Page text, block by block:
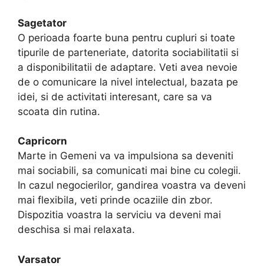
Sagetator
O perioada foarte buna pentru cupluri si toate
tipurile de parteneriate, datorita sociabilitatii si
a disponibilitatii de adaptare. Veti avea nevoie
de o comunicare la nivel intelectual, bazata pe
idei, si de activitati interesant, care sa va
scoata din rutina.
Capricorn
Marte in Gemeni va va impulsiona sa deveniti
mai sociabili, sa comunicati mai bine cu colegii.
In cazul negocierilor, gandirea voastra va deveni
mai flexibila, veti prinde ocaziile din zbor.
Dispozitia voastra la serviciu va deveni mai
deschisa si mai relaxata.
Varsator